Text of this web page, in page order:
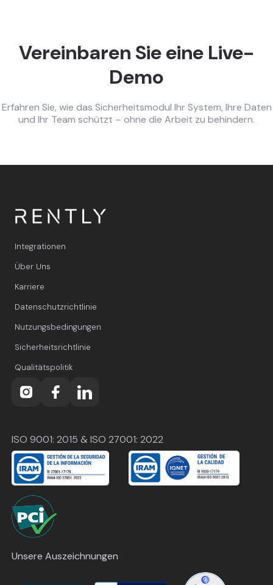
Vereinbaren Sie eine Live-
Demo
Erfahren Sie, wie das Sicherheitsmodul Ihr System, Ihre Daten
und Ihr Team schützt – ohne die Arbeit zu behindern.
Integrationen
Über Uns
Karriere
Datenschutzrichtlinie
Nutzungsbedingungen
Sicherheitsrichtlinie
Qualitätspolitik
ISO 9001: 2015 & ISO 27001: 2022
Unsere Auszeichnungen